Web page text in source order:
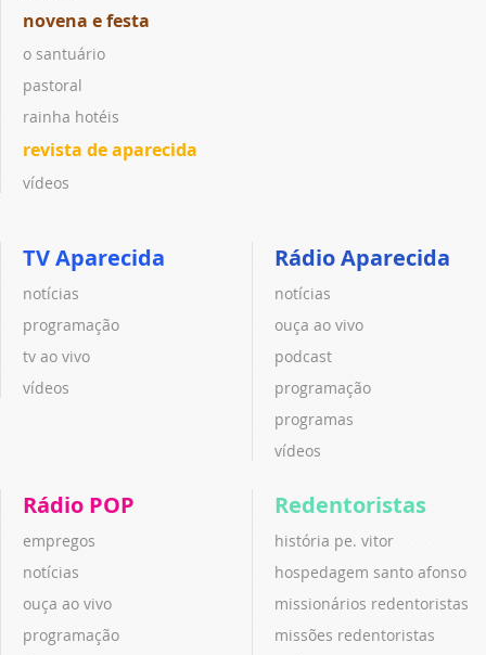
novena e festa
o santuário
pastoral
rainha hotéis
revista de aparecida
vídeos
TV Aparecida
notícias
programação
tv ao vivo
vídeos
Rádio Aparecida
notícias
ouça ao vivo
podcast
programação
programas
vídeos
Rádio POP
empregos
notícias
ouça ao vivo
programação
Redentoristas
história pe. vitor
hospedagem santo afonso
missionários redentoristas
missões redentoristas